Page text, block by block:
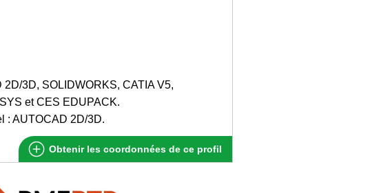
3D, SOLIDWORKS, CATIA V5,
et CES EDUPACK.
: AUTOCAD 2D/3D.
Obtenir les coordonnées de ce profil